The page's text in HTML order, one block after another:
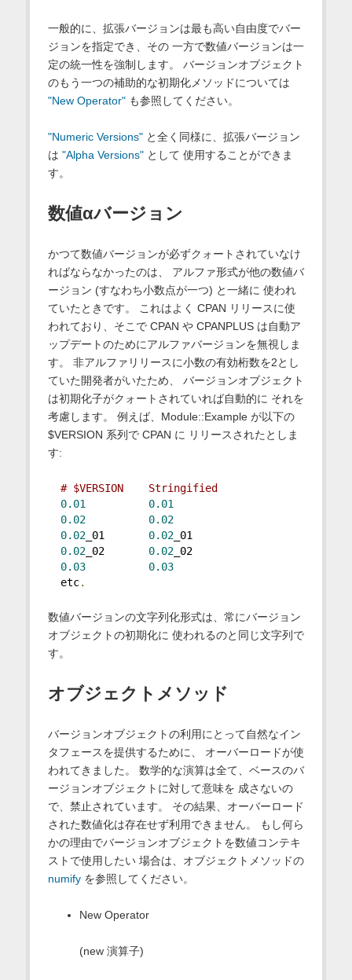
一般的に、拡張バージョンは最も高い自由度でバー
ジョンを指定でき、その 一方で数値バージョンは一
定の統一性を強制します。 バージョンオブジェクト
のもう一つの補助的な初期化メソッドについては
"New Operator"も参照してください。
"Numeric Versions"と全く同様に、拡張バージョン
は "Alpha Versions"として 使用することができま
す。
数値αバージョン
かつて数値バージョンが必ずクォートされていなけ
ればならなかったのは、 アルファ形式が他の数値バ
ージョン (すなわち小数点が一つ) と一緒に 使われ
ていたときです。 これはよく CPAN リリースに使
われており、そこで CPAN や CPANPLUS は自動ア
ップデートのためにアルファバージョンを無視しま
す。 非アルファリリースに小数の有効桁数を2とし
ていた開発者がいたため、 バージョンオブジェクト
は初期化子がクォートされていれば自動的に それを
考慮します。 例えば、Module::Example が以下の
$VERSION 系列で CPAN に リリースされたとしま
す:
# $VERSION    Stringified
0.01
0.01
0.02
0.02
0.02_01 0.02_01
0.02_02 0.02_02
0.03
0.03
etc.
数値バージョンの文字列化形式は、常にバージョン
オブジェクトの初期化に 使われるのと同じ文字列で
す。
オブジェクトメソッド
バージョンオブジェクトの利用にとって自然なイン
タフェースを提供するために、 オーバーロードが使
われてきました。 数学的な演算は全て、ベースのバ
ージョンオブジェクトに対して意味を 成さないの
で、禁止されています。 その結果、オーバーロード
された数値化は存在せず利用できません。 もし何ら
かの理由でバージョンオブジェクトを数値コンテキ
ストで使用したい 場合は、オブジェクトメソッドの
numifyを参照してください。
New Operator
(new 演算子)